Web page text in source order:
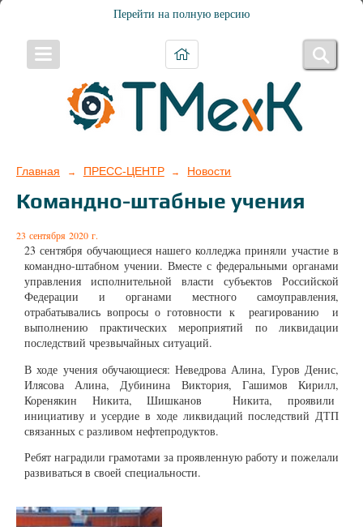
Перейти на полную версию
Главная → ПРЕСС-ЦЕНТР → Новости
Командно-штабные учения
23 сентября 2020 г.
23 сентября обучающиеся нашего колледжа приняли участие в
командно-штабном учении. Вместе с федеральными органами
управления исполнительной власти субъектов Российской
Федерации и органами местного самоуправления,
отрабатывались вопросы о готовности к реагированию и
выполнению практических мероприятий по ликвидации
последствий чрезвычайных ситуаций.
В ходе учения обучающиеся: Неведрова Алина, Гуров Денис,
Илясова Алина, Дубинина Виктория, Гашимов Кирилл,
Коренякин Никита, Шишканов Никита, проявили
инициативу и усердие в ходе ликвидаций последствий ДТП
связанных с разливом нефтепродуктов.
Ребят наградили грамотами за проявленную работу и пожелали
развиваться в своей специальности.